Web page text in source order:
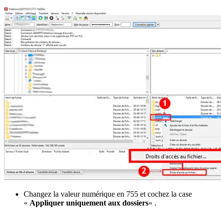
Changez la valeur numérique en 755 et cochez la case
« Appliquer uniquement aux dossiers« .